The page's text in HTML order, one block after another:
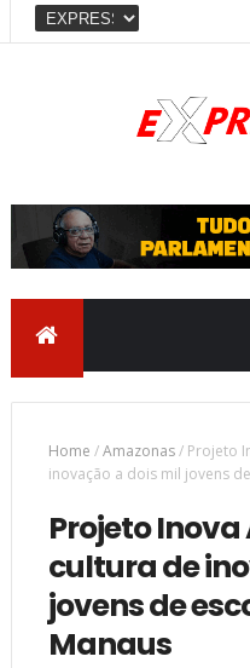
Home /Amazonas/ Projeto
inovação a dois mil jovens
Projeto
cultura de
jovens de
Manaus